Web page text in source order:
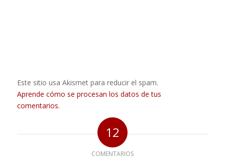
Este sitio usa Akismet para reducir el spam.
Aprende cómo se procesan los datos de tus
comentarios.
12
COMENTARIOS